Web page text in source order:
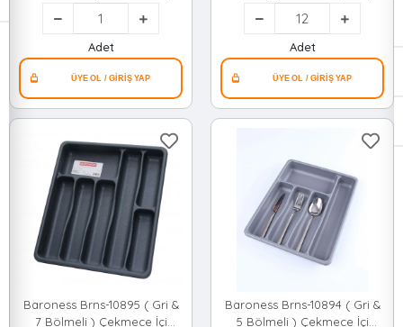
kapa) (ahşap Bambu)
(çekmece İçi) Kaşıklık
(kapalı=29x35cm &
Açık=43.2x35cm) (çok Amaçlı
Organizer)*12
Adet
) Ayarlanabilir Çekmece İçi (
36x69cm)*12=k
Adet
Baroness Brns-10895 ( Gri &
7 Bölmeli ) Çekmece İçi
Baroness Brns-10894 ( Gri &
5 Bölmeli ) Çekmece İçi